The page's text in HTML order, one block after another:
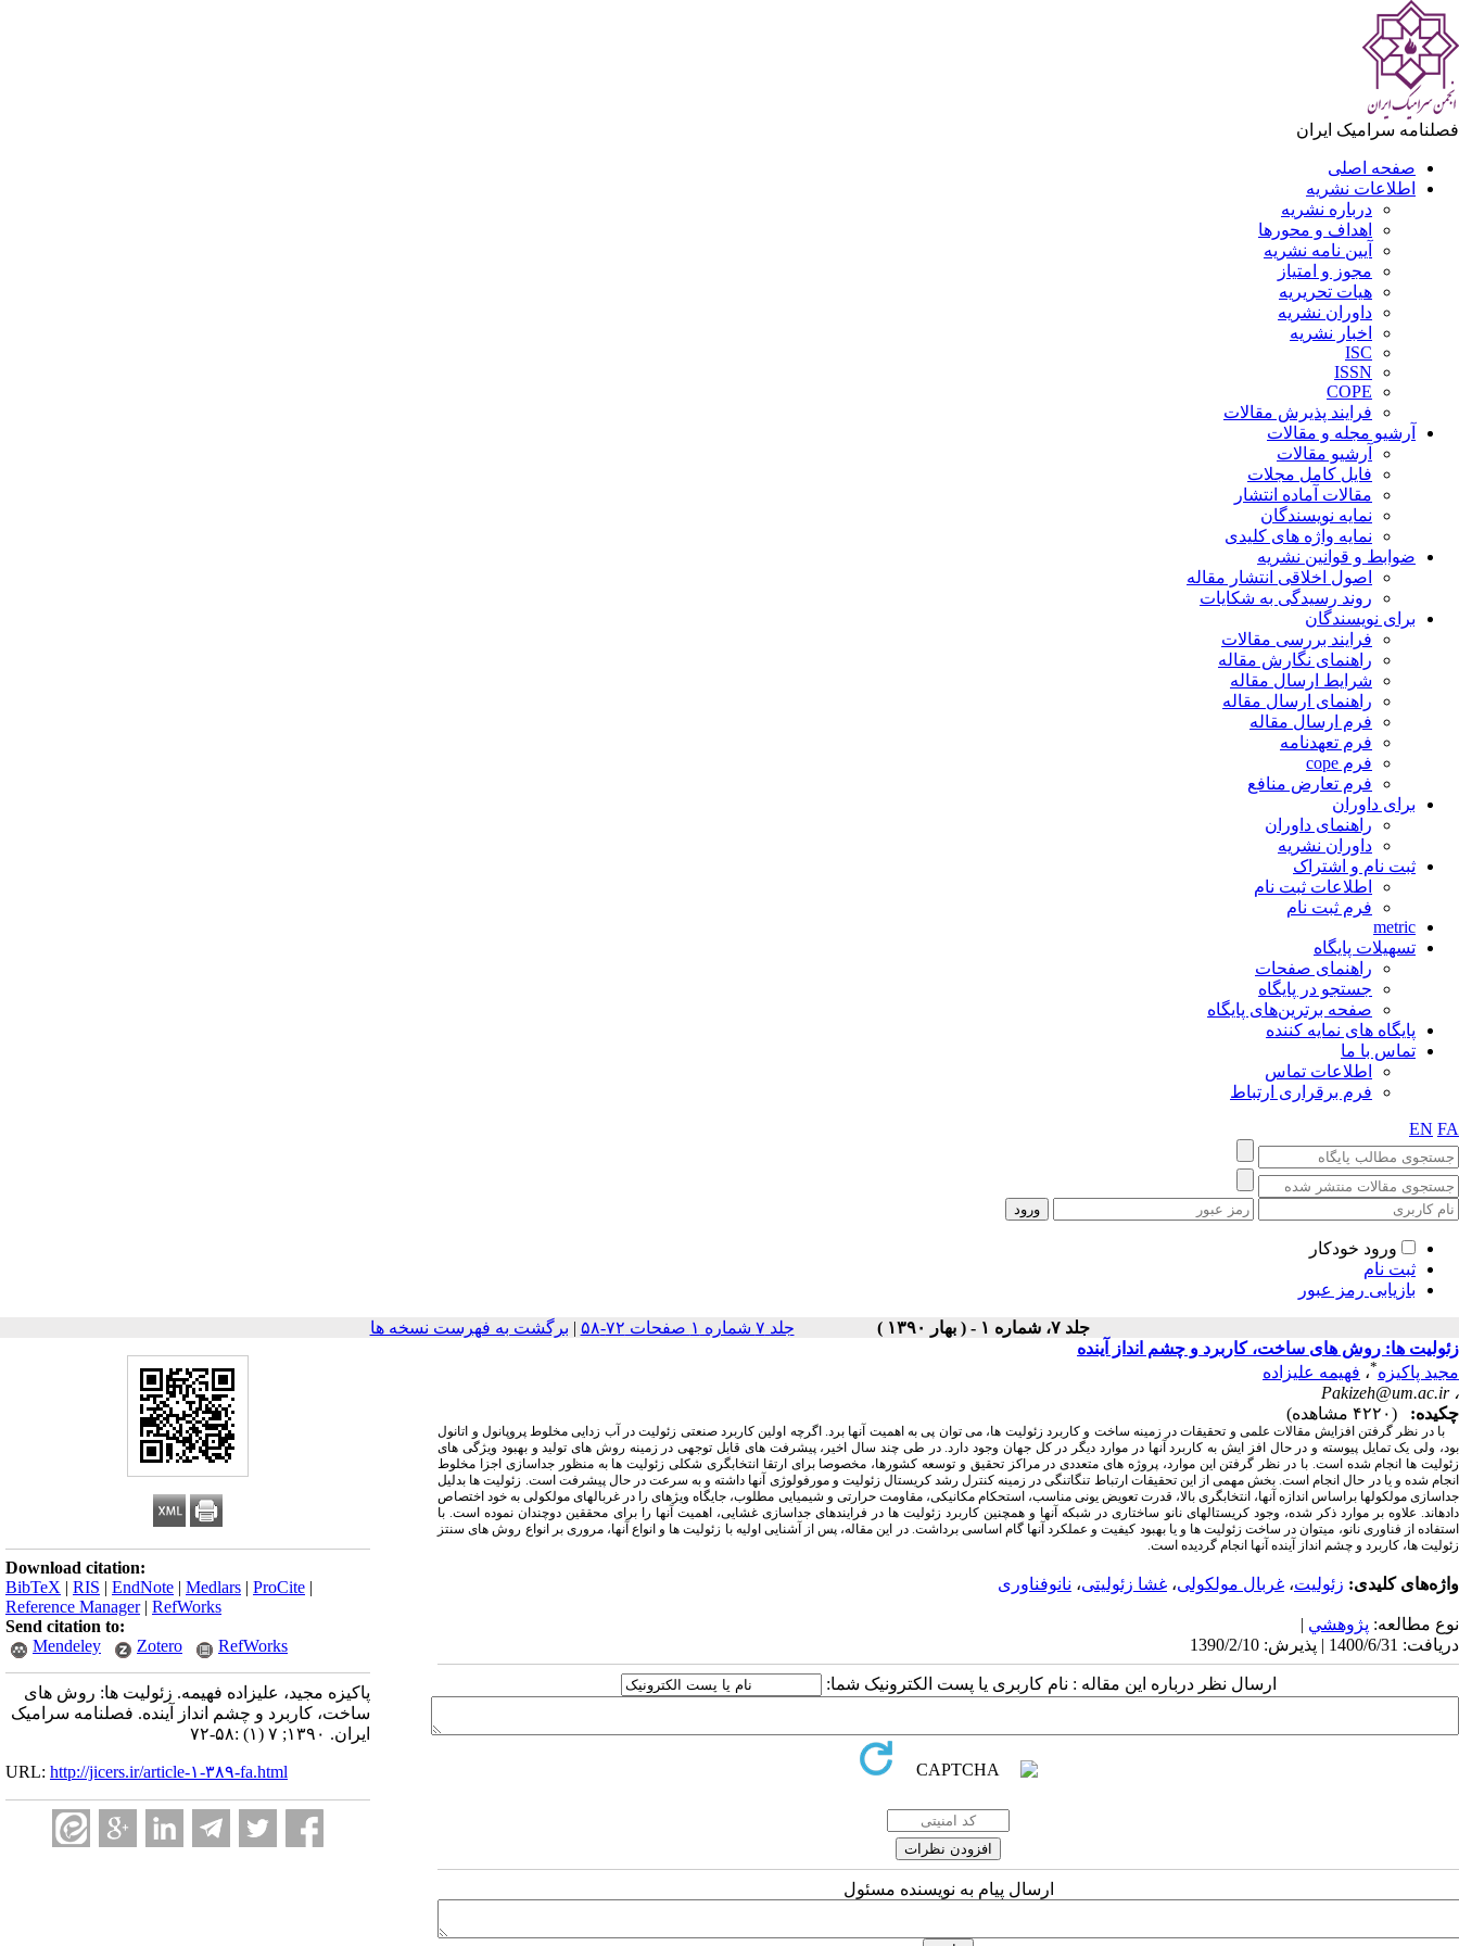
فصلنامه سرامیک ایران
صفحه اصلی
اطلاعات نشریه
درباره نشریه
اهداف و محورها
آیین نامه نشریه
مجوز و امتیاز
هیات تحریریه
داوران نشریه
اخبار نشریه
ISC
ISSN
COPE
فرایند پذیرش مقالات
آرشیو مجله و مقالات
آرشیو مقالات
فایل کامل مجلات
مقالات آماده انتشار
نمایه نویسندگان
نمایه واژه های کلیدی
ضوابط و قوانین نشریه
اصول اخلاقی انتشار مقاله
روند رسیدگی به شکایات
برای نویسندگان
فرایند بررسی مقالات
راهنمای نگارش مقاله
شرایط ارسال مقاله
راهنمای ارسال مقاله
فرم ارسال مقاله
فرم تعهدنامه
فرم cope
فرم تعارض منافع
برای داوران
راهنمای داوران
داوران نشریه
ثبت نام و اشتراک
اطلاعات ثبت نام
فرم ثبت نام
metric
تسهیلات پایگاه
راهنمای صفحات
جستجو در پایگاه
صفحه برترین‌های پایگاه
پایگاه های نمایه کننده
تماس با ما
اطلاعات تماس
فرم برقراری ارتباط
EN FA
ورود خودکار
ثبت نام
بازیابی رمز عبور
جلد ۷، شماره ۱ - ( بهار ۱۳۹۰ ) جلد ۷ شماره ۱ صفحات ۷۲-۵۸ | برگشت به فهرست نسخه ها
Download citation:
BibTeX | RIS | EndNote | Medlars | ProCite |
Reference Manager| RefWorks
Send citation to:
Mendeley
Zotero RefWorks
پاکیزه مجید، علیزاده فهیمه. زئولیت ها: روش های
ساخت، کاربرد و چشم انداز آینده. فصلنامه سرامیک
ایران. ۱۳۹۰; ۷ (۱) :۵۸-۷۲
URL: http://jicers.ir/article-۱-۳۸۹-fa.html
زئولیت ها: روش های ساخت، کاربرد و چشم انداز آینده
مجید پاکیزه*، فهیمه علیزاده
،Pakizeh@um.ac.ir
چکیده:
(۴۲۲۰ مشاهده)
با در نظر گرفتن افزایش مقالات علمی و تحقیقات در زمینه ساخت و کاربرد زئولیت ها، می توان پی به اهمیت آنها برد. اگرچه اولین کاربرد صنعتی زئولیت در آب زدایی مخلوط پروپانول و اتانول
بود، ولی یک تمایل پیوسته و در حال افز ایش به کاربرد آنها در موارد دیگر در کل جهان وجود دارد. در طی چند سال اخیر، پیشرفت های قابل توجهی در زمینه روش های تولید و بهبود ویژگی های
زئولیت ها انجام شده است. با در نظر گرفتن این موارد، پروژه های متعددی در مراکز تحقیق و توسعه کشورها، مخصوصا برای ارتقا انتخابگری شکلی زئولیت ها به منظور جداسازی اجزا مخلوط
انجام شده و یا در حال انجام است. بخش مهمی از این تحقیقات ارتباط تنگاتنگی در زمینه کنترل رشد کریستال زئولیت و مورفولوژی آنها داشته و به سرعت در حال پیشرفت است. زئولیت ها بدلیل
جداسازی مولکولها براساس اندازه آنها، انتخابگری بالا، قدرت تعویض یونی مناسب، استحکام مکانیکی، مقاومت حرارتی و شیمیایی مطلوب، جایگاه ویژه­ای را در غربال­های مولکولی به خود اختصاص
داده­اند. علاوه بر موارد ذکر شده، وجود کریستالهای نانو ساختاری در شبکه آنها و همچنین کاربرد زئولیت ها در فرایندهای جداسازی غشایی، اهمیت آنها را برای محققین دوچندان نموده است. با
استفاده از فناوری نانو، می­توان در ساخت زئولیت ها و یا بهبود کیفیت و عملکرد آنها گام اساسی برداشت. در این مقاله، پس از آشنایی اولیه با زئولیت ها و انواع آنها، مروری بر انواع روش های سنتز
زئولیت ها، کاربرد و چشم انداز آینده آنها انجام گردیده است.
واژه‌های کلیدی: زئولیت، غربال مولکولی، غشا زئولیتی، نانوفناوری
نوع مطالعه: پژوهشي |
دریافت: 1400/6/31 | پذیرش: 1390/2/10
ارسال نظر درباره این مقاله : نام کاربری یا پست الکترونیک شما:
ارسال پیام به نویسنده مسئول